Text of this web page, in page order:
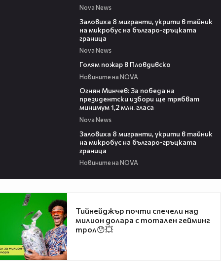
Nova News
Заловиха 8 мигранти, укрити в тайник
на микробус на българо-гръцката
граница
Nova News
Голям пожар в Пловдивско
Новините на NOVA
Огнян Минчев: За победа на
президентски избори ще трябват
минимум 1,2 млн. гласа
Nova News
Заловиха 8 мигранти, укрити в тайник
на микробус на българо-гръцката
граница
Новините на NOVA
Тийнейджър почти спечели над
милион долара с тотален гейминг
трол😯💥